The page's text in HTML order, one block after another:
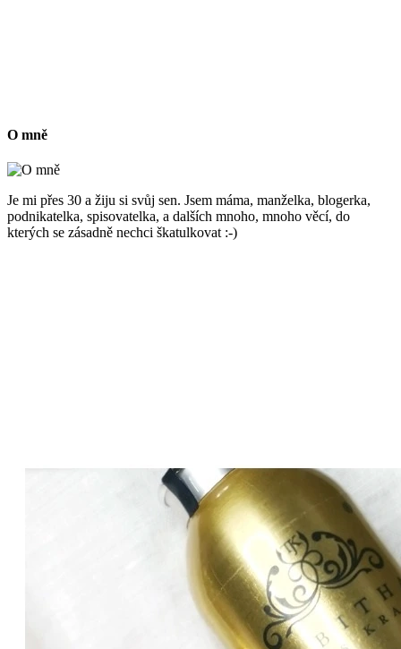
O mně
Je mi přes 30 a žiju si svůj sen. Jsem máma, manželka, blogerka,
podnikatelka, spisovatelka, a dalších mnoho, mnoho věcí, do
kterých se zásadně nechci škatulkovat :-)